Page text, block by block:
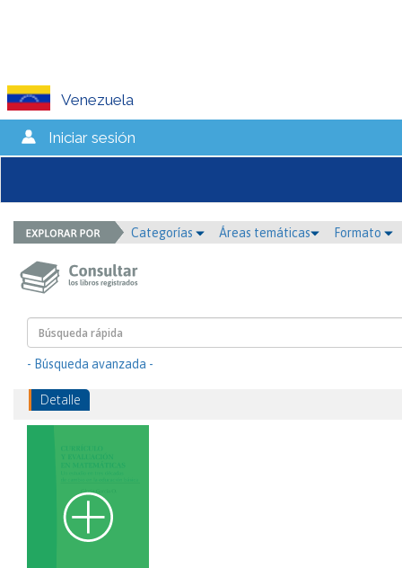
Venezuela
Iniciar sesión
Categorías Áreas temáticas Formato
- Búsqueda avanzada -
Detalle